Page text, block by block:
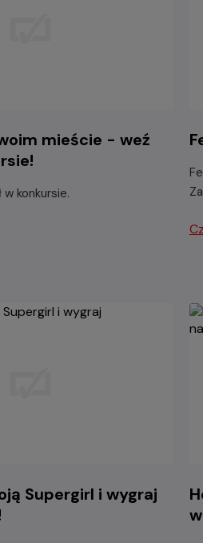
mieście - weź
w konkursie.
Supergirl i wygraj